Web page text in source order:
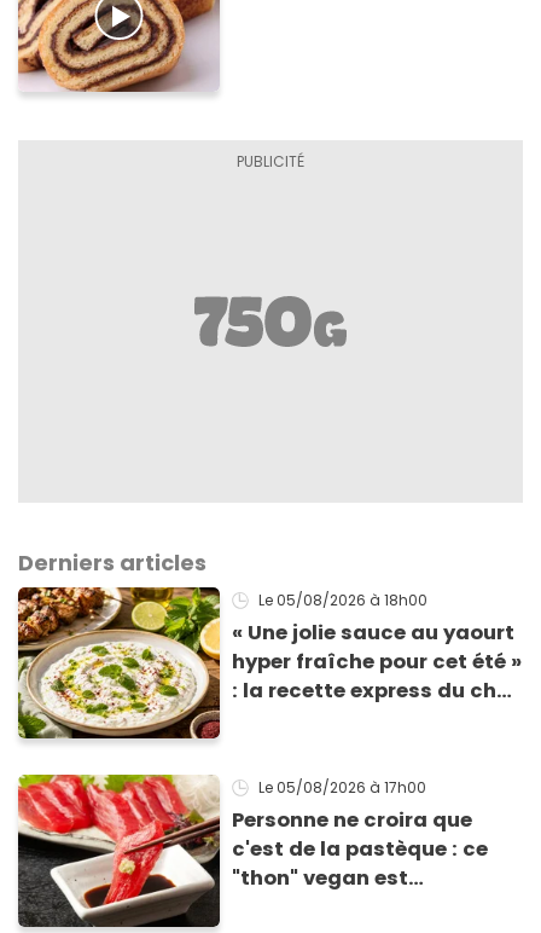
Derniers articles
Le 05/08/2026 à 18h00
« Une jolie sauce au yaourt
hyper fraîche pour cet été »
: la recette express du chef
grillades
Le 05/08/2026 à 17h00
Personne ne croira que
c'est de la pastèque : ce
"thon" vegan est